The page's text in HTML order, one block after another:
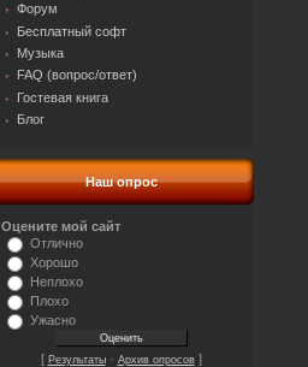
Форум
Бесплатный софт
Музыка
FAQ (вопрос/ответ)
Гостевая книга
Блог
Наш опрос
Оцените мой сайт
Отлично
Хорошо
Неплохо
Плохо
Ужасно
[ Результаты· Архив опросов]